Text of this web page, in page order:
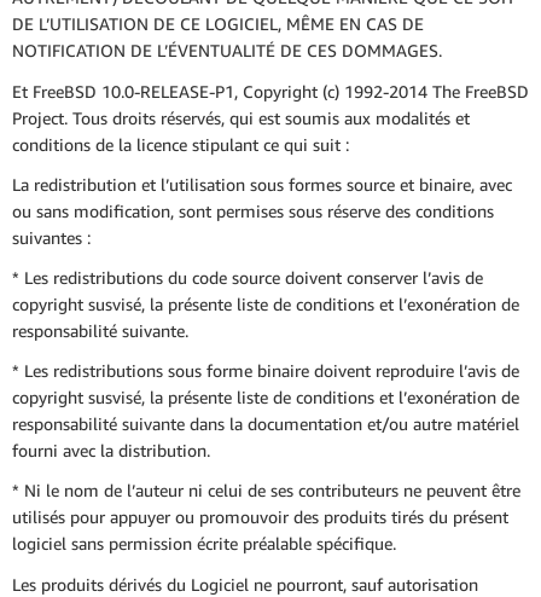
DE L’UTILISATION DE CE LOGICIEL, MÊME EN CAS DE
NOTIFICATION DE L’ÉVENTUALITÉ DE CES DOMMAGES.
Et FreeBSD 10.0-RELEASE-P1, Copyright (c) 1992-2014 The FreeBSD
Project. Tous droits réservés, qui est soumis aux modalités et
conditions de la licence stipulant ce qui suit :
La redistribution et l’utilisation sous formes source et binaire, avec
ou sans modification, sont permises sous réserve des conditions
suivantes :
* Les redistributions du code source doivent conserver l’avis de
copyright susvisé, la présente liste de conditions et l’exonération de
responsabilité suivante.
* Les redistributions sous forme binaire doivent reproduire l’avis de
copyright susvisé, la présente liste de conditions et l’exonération de
responsabilité suivante dans la documentation et/ou autre matériel
fourni avec la distribution.
* Ni le nom de l’auteur ni celui de ses contributeurs ne peuvent être
utilisés pour appuyer ou promouvoir des produits tirés du présent
logiciel sans permission écrite préalable spécifique.
Les produits dérivés du Logiciel ne pourront, sauf autorisation